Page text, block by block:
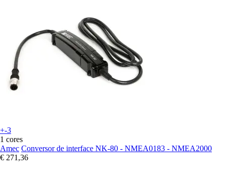
+-3
1 cores
Amec Conversor de interface NK-80 - NMEA0183 - NMEA2000
€ 271,36